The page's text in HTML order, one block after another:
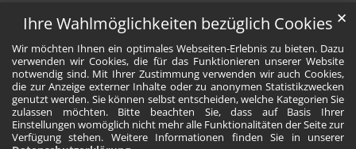
Ihre Wahlmöglichkeiten bezüglich Cookies
Wir möchten Ihnen ein optimales Webseiten-Erlebnis zu bieten. Dazu
verwenden wir Cookies, die für das Funktionieren unserer Website
notwendig sind. Mit Ihrer Zustimmung verwenden wir auch Cookies,
die zur Anzeige externer Inhalte oder zu anonymen Statistikzwecken
genutzt werden. Sie können selbst entscheiden, welche Kategorien Sie
zulassen möchten. Bitte beachten Sie, dass auf Basis Ihrer
Einstellungen womöglich nicht mehr alle Funktionalitäten der Seite zur
Verfügung stehen. Weitere Informationen finden Sie in unserer
✕